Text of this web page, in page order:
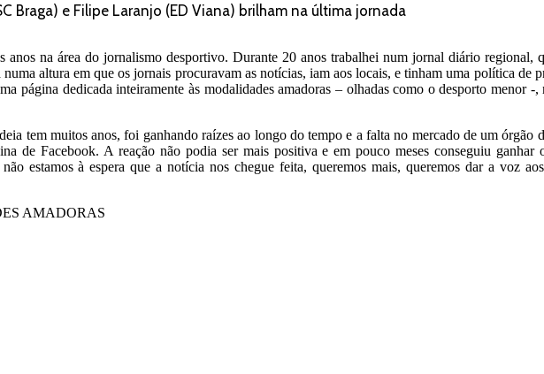
Braga) e Filipe Laranjo (ED Viana) brilham na última jornada
na área do jornalismo desportivo. Durante 20 anos trabalhei num jornal diário regional,
altura em que os jornais procuravam as notícias, iam aos locais, e tinham uma política de
página dedicada inteiramente às modalidades amadoras – olhadas como o desporto menor -,
tem muitos anos, foi ganhando raízes ao longo do tempo e a falta no mercado de um órgão
de Facebook. A reação não podia ser mais positiva e em pouco meses conseguiu ganhar
estamos à espera que a notícia nos chegue feita, queremos mais, queremos dar a voz
AMADORAS